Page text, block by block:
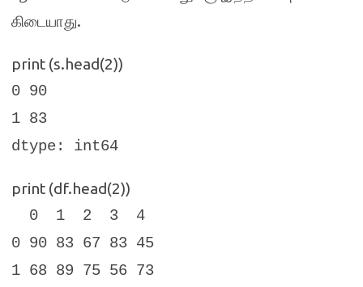
கிடையாது.
print (s.head(2))
0 90
1 83
dtype: int64
print (df.head(2))
0 1 2 3 4
0 90 83 67 83 45
1 68 89 75 56 73